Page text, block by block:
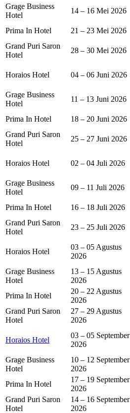
Grage Business
Hotel
14 – 16 Mei 2026
Prima In Hotel
21 – 23 Mei 2026
Grand Puri Saron
Hotel
28 – 30 Mei 2026
Horaios Hotel 04 – 06 Juni 2026
Grage Business
Hotel
11 – 13 Juni 2026
Prima In Hotel
18 – 20 Juni 2026
Grand Puri Saron
Hotel
25 – 27 Juni 2026
Horaios Hotel 02 – 04 Juli 2026
Grage Business
Hotel
09 – 11 Juli 2026
Prima In Hotel
16 – 18 Juli 2026
Grand Puri Saron
Hotel
23 – 25 Juli 2026
Horaios Hotel
03 – 05 Agustus
2026
Grage Business
Hotel
13 – 15 Agustus
2026
Prima In Hotel
20 – 22 Agustus
2026
Grand Puri Saron
Hotel
27 – 29 Agustus
2026
Horaios Hotel
03 – 05 September
2026
Grage Business
Hotel
10 – 12 September
2026
Prima In Hotel
17 – 19 September
2026
Grand Puri Saron
Hotel
14 – 16 September
2026